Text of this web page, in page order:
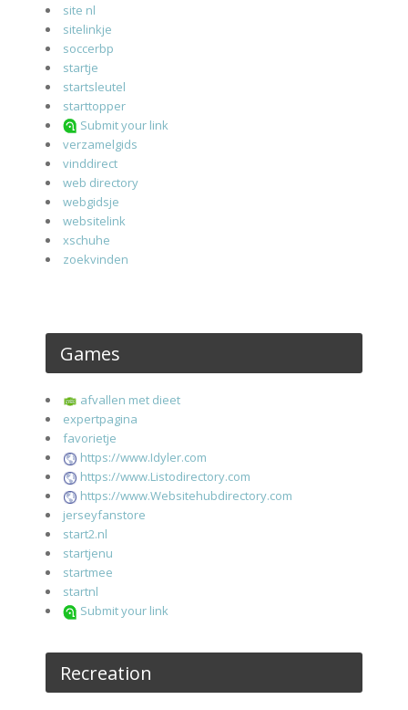
site nl
sitelinkje
soccerbp
startje
startsleutel
starttopper
Submit your link
verzamelgids
vinddirect
web directory
webgidsje
websitelink
xschuhe
zoekvinden
Games
afvallen met dieet
expertpagina
favorietje
https://www.Idyler.com
https://www.Listodirectory.com
https://www.Websitehubdirectory.com
jerseyfanstore
start2.nl
startjenu
startmee
startnl
Submit your link
Recreation